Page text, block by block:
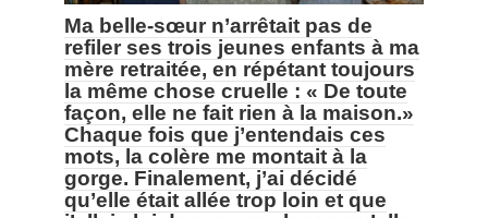
Ma belle-sœur n’arrêtait pas de
refiler ses trois jeunes enfants à ma
mère retraitée, en répétant toujours
la même chose cruelle : « De toute
façon, elle ne fait rien à la maison.»
Chaque fois que j’entendais ces
mots, la colère me montait à la
gorge. Finalement, j’ai décidé
qu’elle était allée trop loin et que